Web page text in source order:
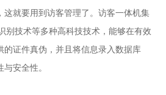
这就要用到访客管理了。访客一体机集
别技术等多种高科技技术，能够在有效
的证件真伪，并且将信息录入数据库
安全性。